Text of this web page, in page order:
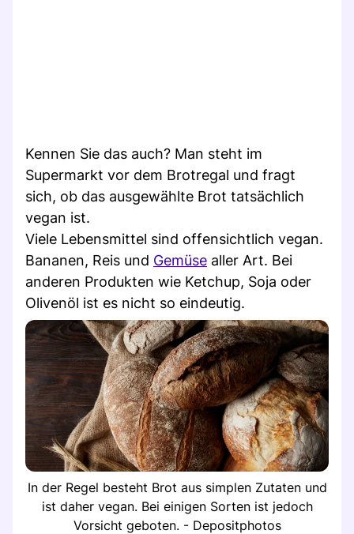
Kennen Sie das auch? Man steht im
Supermarkt vor dem Brotregal und fragt
sich, ob das ausgewählte Brot tatsächlich
vegan ist.
Viele Lebensmittel sind offensichtlich vegan.
Bananen, Reis und Gemüse aller Art. Bei
anderen Produkten wie Ketchup, Soja oder
Olivenöl ist es nicht so eindeutig.
In der Regel besteht Brot aus simplen Zutaten und
ist daher vegan. Bei einigen Sorten ist jedoch
Vorsicht geboten. - Depositphotos